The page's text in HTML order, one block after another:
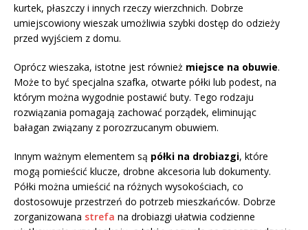
kurtek, płaszczy i innych rzeczy wierzchnich. Dobrze
umiejscowiony wieszak umożliwia szybki dostęp do odzieży
przed wyjściem z domu.
Oprócz wieszaka, istotne jest również miejsce na obuwie.
Może to być specjalna szafka, otwarte półki lub podest, na
którym można wygodnie postawić buty. Tego rodzaju
rozwiązania pomagają zachować porządek, eliminując
bałagan związany z porozrzucanym obuwiem.
Innym ważnym elementem są półki na drobiazgi, które
mogą pomieścić klucze, drobne akcesoria lub dokumenty.
Półki można umieścić na różnych wysokościach, co
dostosowuje przestrzeń do potrzeb mieszkańców. Dobrze
zorganizowana strefa na drobiazgi ułatwia codzienne